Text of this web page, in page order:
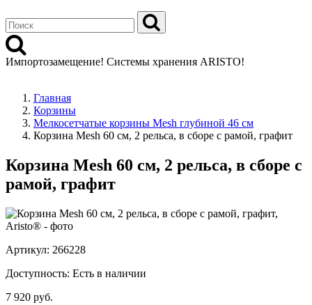
Импортозамещение! Системы хранения ARISTO!
Главная
Корзины
Мелкосетчатые корзины Mesh глубиной 46 см
Корзина Mesh 60 см, 2 рельса, в сборе с рамой, графит
Корзина Mesh 60 см, 2 рельса, в сборе с
рамой, графит
Артикул: 266228
Доступность: Есть в наличии
7 920 руб.